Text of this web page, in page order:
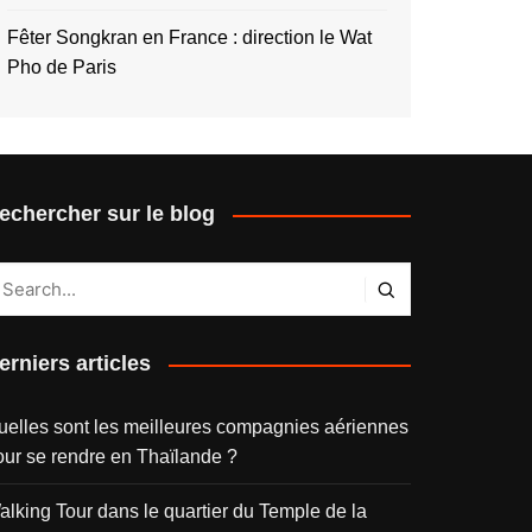
Fêter Songkran en France : direction le Wat
Pho de Paris
sur le blog
articles
sont les meilleures compagnies aériennes
se rendre en Thaïlande ?
Tour dans le quartier du Temple de la